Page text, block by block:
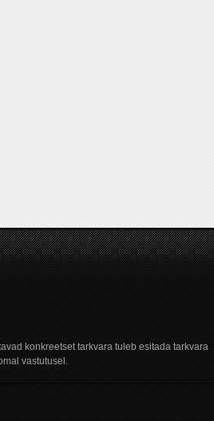
konkreetset tarkvara tuleb esitada tarkvara
vastutusel.